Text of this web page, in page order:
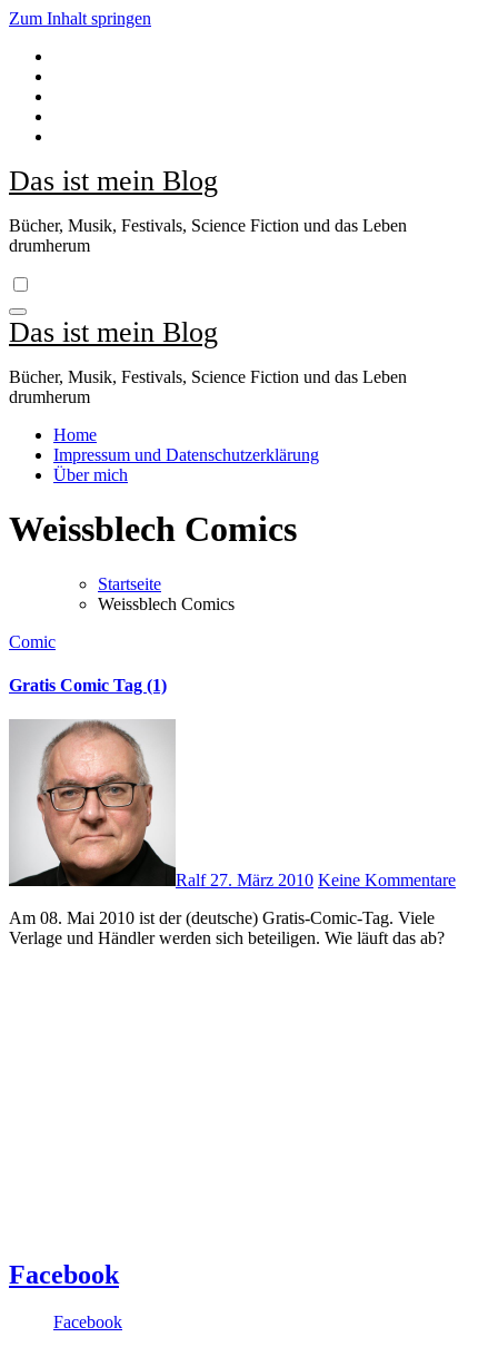
Zum Inhalt springen
Das ist mein Blog
Bücher, Musik, Festivals, Science Fiction und das Leben
drumherum
Das ist mein Blog
Bücher, Musik, Festivals, Science Fiction und das Leben
drumherum
Home
Impressum und Datenschutzerklärung
Über mich
Weissblech Comics
Startseite
Weissblech Comics
Comic
Gratis Comic Tag (1)
Ralf27. März 2010 Keine Kommentare
Am 08. Mai 2010 ist der (deutsche) Gratis-Comic-Tag. Viele
Verlage und Händler werden sich beteiligen. Wie läuft das ab?
Facebook
Facebook